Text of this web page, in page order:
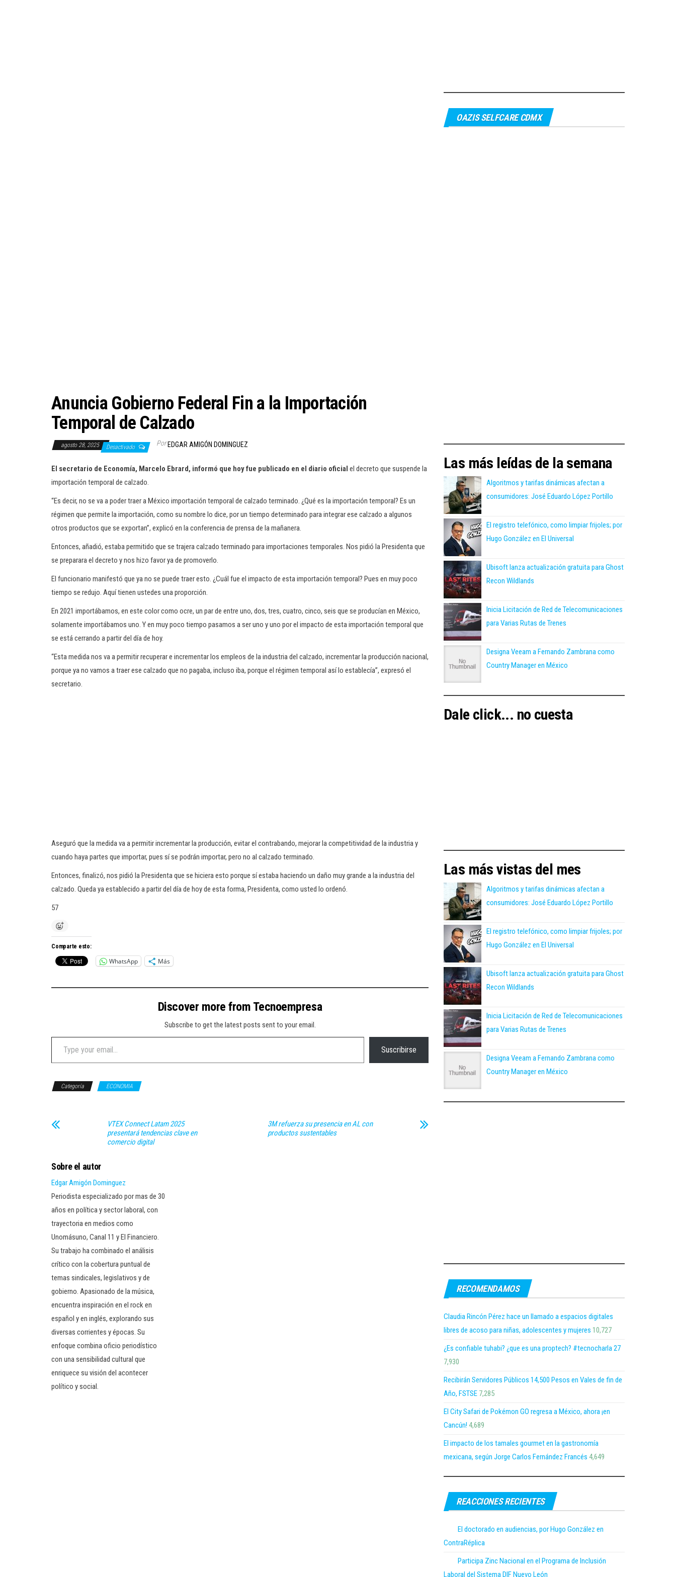
Anuncia Gobierno Federal Fin a la Importación
Temporal de Calzado
agosto 28, 2025 Desactivado Por EDGAR AMIGÓN DOMINGUEZ
El secretario de Economía, Marcelo Ebrard, informó que hoy fue publicado en el diario oficial el decreto que suspende la
importación temporal de calzado.
“Es decir, no se va a poder traer a México importación temporal de calzado terminado. ¿Qué es la importación temporal? Es un
régimen que permite la importación, como su nombre lo dice, por un tiempo determinado para integrar ese calzado a algunos
otros productos que se exportan”, explicó en la conferencia de prensa de la mañanera.
Entonces, añadió, estaba permitido que se trajera calzado terminado para importaciones temporales. Nos pidió la Presidenta que
se preparara el decreto y nos hizo favor ya de promoverlo.
El funcionario manifestó que ya no se puede traer esto. ¿Cuál fue el impacto de esta importación temporal? Pues en muy poco
tiempo se redujo. Aquí tienen ustedes una proporción.
En 2021 importábamos, en este color como ocre, un par de entre uno, dos, tres, cuatro, cinco, seis que se producían en México,
solamente importábamos uno. Y en muy poco tiempo pasamos a ser uno y uno por el impacto de esta importación temporal que
se está cerrando a partir del día de hoy.
“Esta medida nos va a permitir recuperar e incrementar los empleos de la industria del calzado, incrementar la producción nacional,
porque ya no vamos a traer ese calzado que no pagaba, incluso iba, porque el régimen temporal así lo establecía”, expresó el
secretario.
Aseguró que la medida va a permitir incrementar la producción, evitar el contrabando, mejorar la competitividad de la industria y
cuando haya partes que importar, pues sí se podrán importar, pero no al calzado terminado.
Entonces, finalizó, nos pidió la Presidenta que se hiciera esto porque sí estaba haciendo un daño muy grande a la industria del
calzado. Queda ya establecido a partir del día de hoy de esta forma, Presidenta, como usted lo ordenó.
57
Comparte esto:
WhatsApp Más
Discover more from Tecnoempresa
Subscribe to get the latest posts sent to your email.
Type your email…
Suscribirse
Categoría ECONOMIA
VTEX Connect Latam 2025
presentará tendencias clave en
comercio digital
3M refuerza su presencia en AL con
productos sustentables
Sobre el autor
Edgar Amigón Dominguez
Periodista especializado por mas de 30
años en política y sector laboral, con
trayectoria en medios como
Unomásuno, Canal 11 y El Financiero.
Su trabajo ha combinado el análisis
crítico con la cobertura puntual de
temas sindicales, legislativos y de
gobierno. Apasionado de la música,
encuentra inspiración en el rock en
español y en inglés, explorando sus
diversas corrientes y épocas. Su
enfoque combina oficio periodístico
con una sensibilidad cultural que
enriquece su visión del acontecer
político y social.
OAZIS SELFCARE CDMX
Las más leídas de la semana
Algoritmos y tarifas dinámicas afectan a
consumidores: José Eduardo López Portillo
El registro telefónico, como limpiar frijoles; por
Hugo González en El Universal
Ubisoft lanza actualización gratuita para Ghost
Recon Wildlands
Inicia Licitación de Red de Telecomunicaciones
para Varias Rutas de Trenes
Designa Veeam a Fernando Zambrana como
Country Manager en México
Dale click... no cuesta
Las más vistas del mes
Algoritmos y tarifas dinámicas afectan a
consumidores: José Eduardo López Portillo
El registro telefónico, como limpiar frijoles; por
Hugo González en El Universal
Ubisoft lanza actualización gratuita para Ghost
Recon Wildlands
Inicia Licitación de Red de Telecomunicaciones
para Varias Rutas de Trenes
Designa Veeam a Fernando Zambrana como
Country Manager en México
RECOMENDAMOS
Claudia Rincón Pérez hace un llamado a espacios digitales
libres de acoso para niñas, adolescentes y mujeres 10,727
¿Es confiable tuhabi? ¿que es una proptech? #tecnocharla 27
7,930
Recibirán Servidores Públicos 14,500 Pesos en Vales de fin de
Año, FSTSE 7,285
El City Safari de Pokémon GO regresa a México, ahora ¡en
Cancún! 4,689
El impacto de los tamales gourmet en la gastronomía
mexicana, según Jorge Carlos Fernández Francés 4,649
REACCIONES RECIENTES
El doctorado en audiencias, por Hugo González en
ContraRéplica
Participa Zinc Nacional en el Programa de Inclusión
Laboral del Sistema DIF Nuevo León